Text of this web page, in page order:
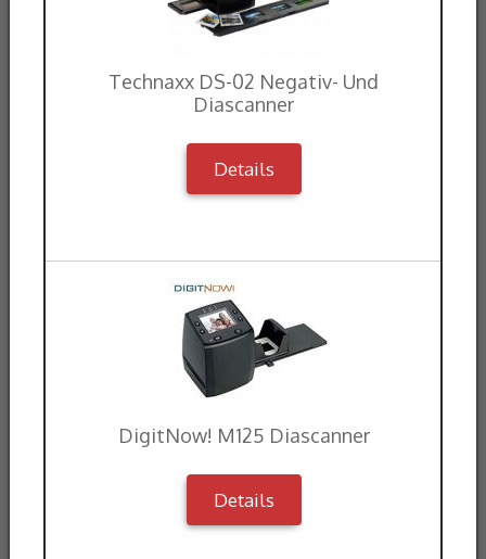
Technaxx DS-02 Negativ- Und
Diascanner
Details
DigitNow! M125 Diascanner
Details